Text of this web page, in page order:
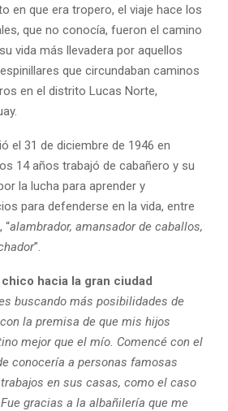
en que era tropero, el viaje hace los
que no conocía, fueron el camino
vida más llevadera por aquellos
que circundaban caminos
en el distrito Lucas Norte,
el 31 de diciembre de 1946 en
14 años trabajó de cabañero y su
la lucha para aprender y
para defenderse en la vida, entre
“alambrador, amansador de caballos,
”.
hacia la gran ciudad
buscando más posibilidades de
la premisa de que mis hijos
mejor que el mío. Comencé con el
conocería a personas famosas
en sus casas, como el caso
gracias a la albañilería que me